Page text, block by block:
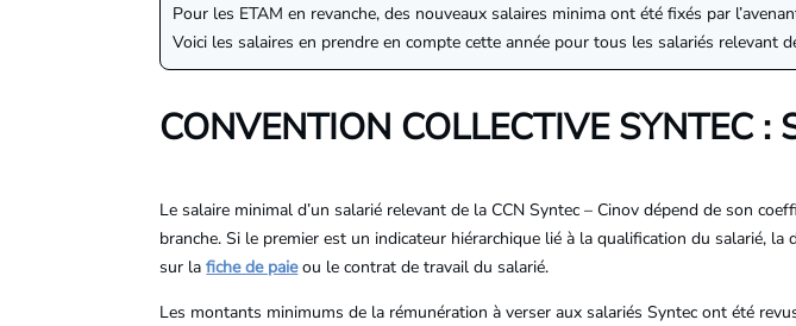
Pour les ETAM en revanche, des nouveaux salaires minima ont été fixés par
Voici les salaires en prendre en compte cette année pour tous les salariés relevant
CONVENTION COLLECTIVE SYNTEC
Le salaire minimal d’un salarié relevant de la CCN Syntec – Cinov dépend de son
branche. Si le premier est un indicateur hiérarchique lié à la qualification du salarié,
sur lafiche de paieou le contrat de travail du salarié.
Les montants minimums de la rémunération à verser aux salariés Syntec ont été